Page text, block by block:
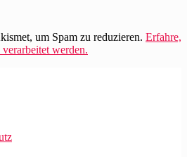
um Spam zu reduzieren. Erfahre,
werden.